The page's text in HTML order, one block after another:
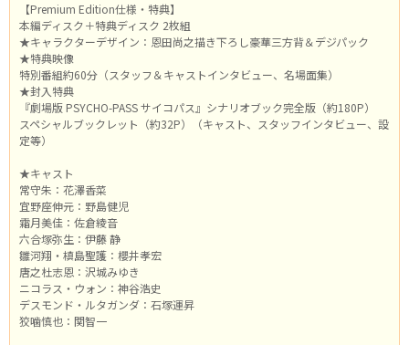
【Premium Edition仕様・特典】
本編ディスク＋特典ディスク 2枚組
★キャラクターデザイン：恩田尚之描き下ろし豪華三方背＆デジパック
★特典映像
特別番組約60分（スタッフ＆キャストインタビュー、名場面集）
★封入特典
『劇場版 PSYCHO-PASS サイコパス』シナリオブック完全版（約180P）
スペシャルブックレット（約32P）（キャスト、スタッフインタビュー、設
定等）
★キャスト
常守朱：花澤香菜
宜野座伸元：野島健児
霜月美佳：佐倉綾音
六合塚弥生：伊藤 静
雛河翔・槙島聖護：櫻井孝宏
唐之杜志恩：沢城みゆき
ニコラス・ウォン：神谷浩史
デスモンド・ルタガンダ：石塚運昇
狡噛慎也：関智一